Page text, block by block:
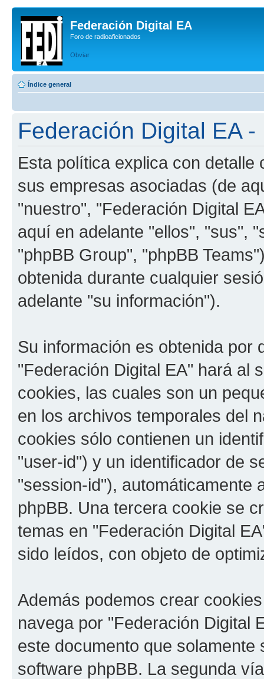
Federación Digital EA
Foro de radioaficionados
Obviar
Índice general
Federación Digital EA
Esta política explica con detalle
sus empresas asociadas (de
"nuestro", "Federación Digital
aquí en adelante "ellos", "sus",
"phpBB Group", "phpBB
obtenida durante cualquier
adelante "su información").
Su información es obtenida por
"Federación Digital EA" hará al
cookies, las cuales son un
en los archivos temporales del
cookies sólo contienen un
"user-id") y un identificador de
"session-id"), automáticamente
phpBB. Una tercera cookie se
temas en "Federación Digital
sido leídos, con objeto de
Además podemos crear
navega por "Federación Digital
este documento que
software phpBB. La segunda